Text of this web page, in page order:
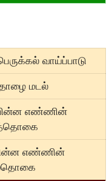
வாய்ப்பாடு
மடல்
எண்ணின்
எண்ணின்